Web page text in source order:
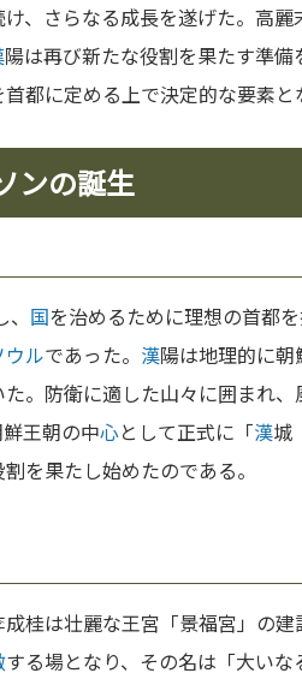
、さらなる成長を遂げた。高
陽は再び新たな役割を果たす準
都に定める上で決定的な要素と
ンの誕生
国を治めるために理想の首都
ウルであった。 漢陽は地理的に朝
。防衛に適した山々に囲まれ、
王朝の中心として正式に「漢城
を果たし始めたのである。
桂は壮麗な王宮「景福宮」の
する場となり、その名は「大い